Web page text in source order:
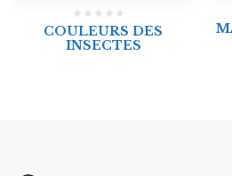
COULEURS DES
INSECTES